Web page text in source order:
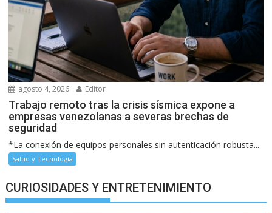
agosto 4, 2026 Editor
Trabajo remoto tras la crisis sísmica expone a
empresas venezolanas a severas brechas de
seguridad
*La conexión de equipos personales sin autenticación robusta...
Salud y Tecnología
CURIOSIDADES Y ENTRETENIMIENTO